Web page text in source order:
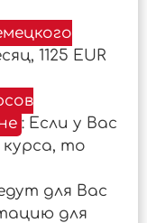
1125 EUR
: Если у Вас
то
для Вас
для